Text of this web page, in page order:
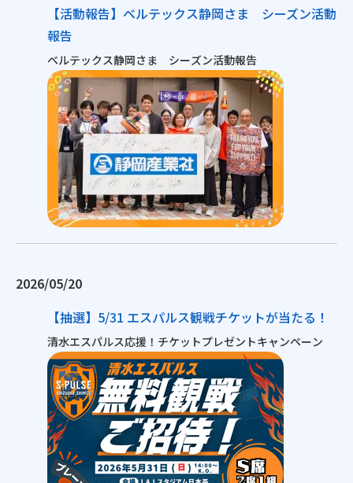
【活動報告】ベルテックス静岡さま シーズン活動
報告
ベルテックス静岡さま シーズン活動報告
2026/05/20
【抽選】5/31 エスパルス観戦チケットが当たる！
清水エスパルス応援！チケットプレゼントキャンペーン